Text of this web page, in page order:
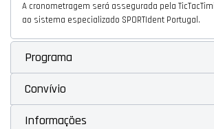
A cronometragem será assegurada pela
ao sistema especializado SPORTIdent Portugal.
Programa
Convívio
Informações